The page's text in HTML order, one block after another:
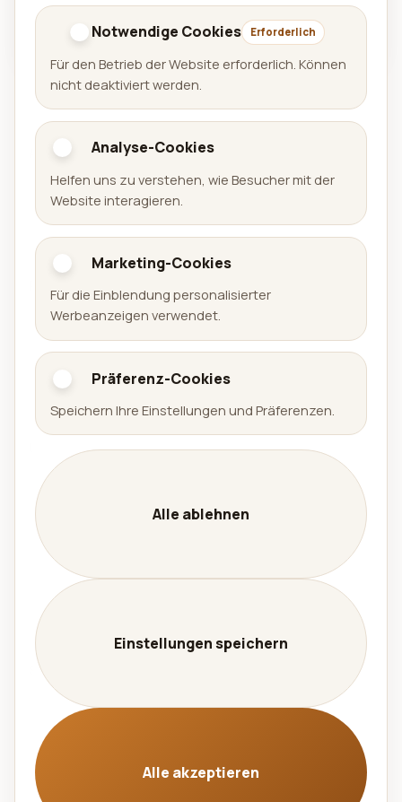
Derzeit für iPhone und iPad im App Store
veröffentlicht.
Aralel GmbH
Offizielle Website der Aralel GmbH mit öffentlichem
Portfolio veröffentlichter Produkte und direkten
Links zu den jeweiligen Plattformen.
Spiele
Apps
Arena Sudoku
Availabell
Unternehmen
Unternehmen
Leistungen
Kontakt
Karriere
Datenschutz
Impressum
Sprache
🇩🇪 Deutsch
🇬🇧 English
© 2026 Aralel GmbH. Alle Rechte vorbehalten. |
Notwendige Cookies Erforderlich
Für den Betrieb der Website erforderlich. Können
nicht deaktiviert werden.
Analyse-Cookies
Helfen uns zu verstehen, wie Besucher mit der
Website interagieren.
Marketing-Cookies
Für die Einblendung personalisierter
Werbeanzeigen verwendet.
Präferenz-Cookies
Speichern Ihre Einstellungen und Präferenzen.
Alle ablehnen
Einstellungen speichern
Alle akzeptieren